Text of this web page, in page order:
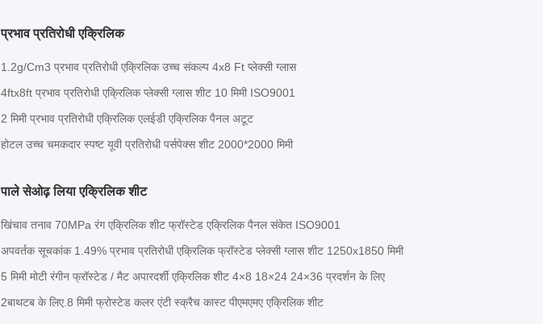
प्रभाव प्रतिरोधी एक्रिलिक
1.2g/Cm3 प्रभाव प्रतिरोधी एक्रिलिक उच्च संकल्प 4x8 Ft प्लेक्सी ग्लास
4ftx8ft प्रभाव प्रतिरोधी एक्रिलिक प्लेक्सी ग्लास शीट 10 मिमी ISO9001
2 मिमी प्रभाव प्रतिरोधी एक्रिलिक एलईडी एक्रिलिक पैनल अटूट
होटल उच्च चमकदार स्पष्ट यूवी प्रतिरोधी पर्सपेक्स शीट 2000*2000 मिमी
पाले सेओढ़ लिया एक्रिलिक शीट
खिंचाव तनाव 70MPa रंग एक्रिलिक शीट फ्रॉस्टेड एक्रिलिक पैनल संकेत ISO9001
अपवर्तक सूचकांक 1.49% प्रभाव प्रतिरोधी एक्रिलिक फ्रॉस्टेड प्लेक्सी ग्लास शीट 1250x1850 मिमी
5 मिमी मोटी रंगीन फ्रॉस्टेड / मैट अपारदर्शी एक्रिलिक शीट 4×8 18×24 24×36 प्रदर्शन के लिए
2बाथटब के लिए.8 मिमी फ्रोस्टेड कलर एंटी स्क्रैच कास्ट पीएमएमए एक्रिलिक शीट